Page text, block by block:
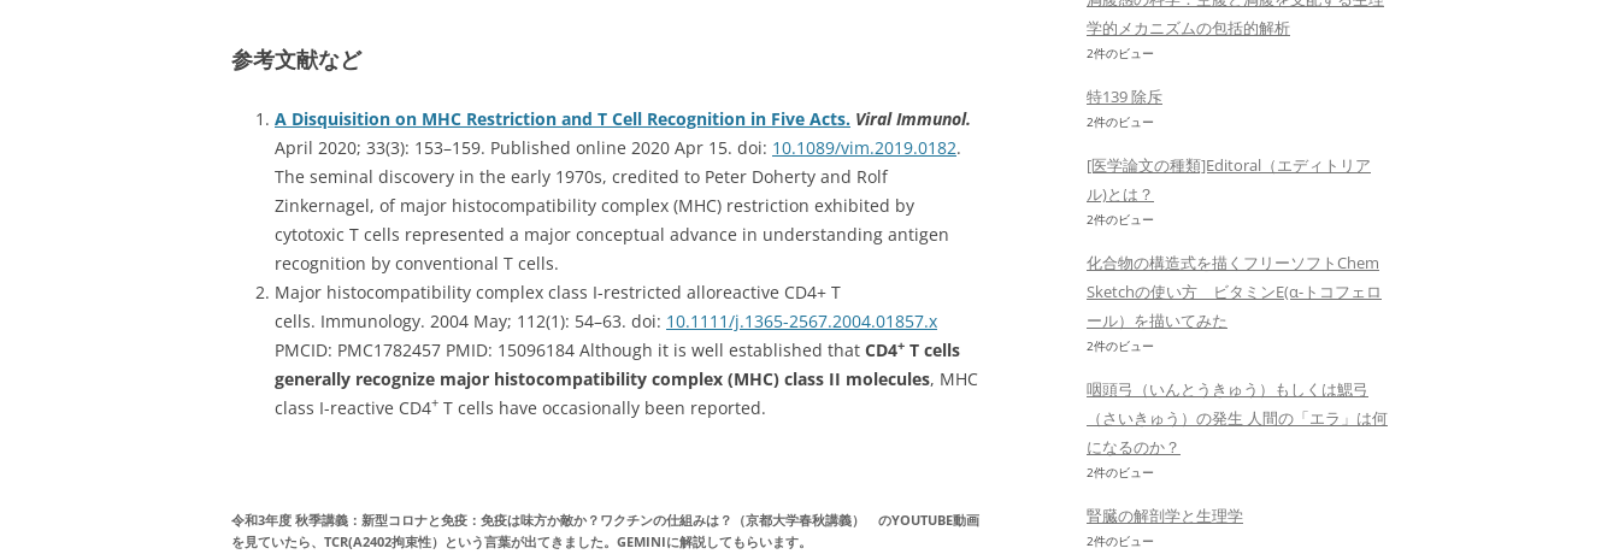
参考文献など
A Disquisition on MHC Restriction and T Cell Recognition in Five Acts. Viral Immunol.
April 2020; 33(3): 153–159. Published online 2020 Apr 15. doi: 10.1089/vim.2019.0182.
The seminal discovery in the early 1970s, credited to Peter Doherty and Rolf
Zinkernagel, of major histocompatibility complex (MHC) restriction exhibited by
cytotoxic T cells represented a major conceptual advance in understanding antigen
recognition by conventional T cells.
Major histocompatibility complex class I-restricted alloreactive CD4+ T
cells. Immunology. 2004 May; 112(1): 54–63. doi: 10.1111/j.1365-2567.2004.01857.x
PMCID: PMC1782457 PMID: 15096184 Although it is well established that CD4+ T cells
generally recognize major histocompatibility complex (MHC) class II molecules, MHC
class I-reactive CD4+ T cells have occasionally been reported.
令和3年度 秋季講義：新型コロナと免疫：免疫は味方か敵か？ワクチンの仕組みは？（京都大学春秋講義） のYOUTUBE動画
を見ていたら、 TCR(A2402拘束性）という言葉が出てきました。GEMINIに解説してもらいます。
学的メカニズムの包括的解析
2件のビュー
特139 除斥
2件のビュー
[医学論文の種類]Editoral（エディトリア
ル)とは？
2件のビュー
化合物の構造式を描くフリーソフトChem
Sketchの使い方 ビタミンE(α-トコフェロ
ール）を描いてみた
2件のビュー
咽頭弓（いんとうきゅう）もしくは鰓弓
（さいきゅう）の発生 人間の「エラ」は何
になるのか？
2件のビュー
腎臓の解剖学と生理学
2件のビュー